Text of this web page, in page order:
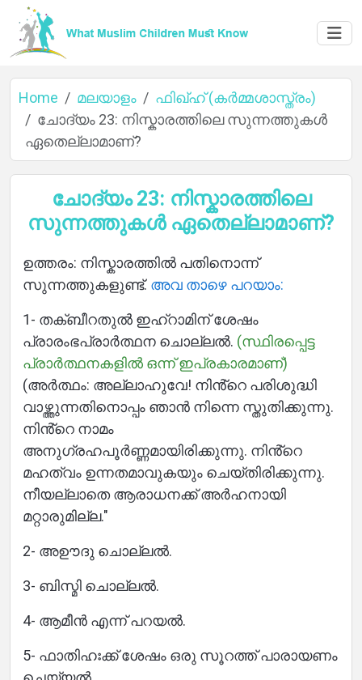
Home
About
Languages
Home മലയാളം
ഫിഖ്ഹ് (കർമ്മശാസ്ത്രം)
ചോദ്യം 23: നിസ്കാരത്തിലെ സുന്നത്തുകൾ
ഏതെല്ലാമാണ്?
ചോദ്യം 23: നിസ്കാരത്തിലെ
സുന്നത്തുകൾ ഏതെല്ലാമാണ്?
ഉത്തരം: നിസ്കാരത്തിൽ പതിനൊന്ന്
സുന്നത്തുകളുണ്ട്. അവ താഴെ പറയാം:
1- തക്ബീറതുൽ ഇഹ്റാമിന് ശേഷം
പ്രാരംഭപ്രാർത്ഥന ചൊല്ലൽ. (സ്ഥിരപ്പെട്ട
പ്രാർത്ഥനകളിൽ ഒന്ന് ഇപ്രകാരമാണ്)
(അർത്ഥം: അല്ലാഹുവേ! നിൻ്റെ പരിശുദ്ധി
വാഴ്ത്തുന്നതിനൊപ്പം ഞാൻ നിന്നെ സ്തുതിക്കുന്നു.
നിൻ്റെ നാമം
അനുഗ്രഹപൂർണ്ണമായിരിക്കുന്നു. നിൻ്റെ
മഹത്വം ഉന്നതമാവുകയും ചെയ്തിരിക്കുന്നു.
നീയല്ലാതെ ആരാധനക്ക് അർഹനായി
മറ്റാരുമില്ല."
2- അഊദു ചൊല്ലൽ.
3- ബിസ്മി ചൊല്ലൽ.
4- ആമീൻ എന്ന് പറയൽ.
5- ഫാതിഹഃക്ക് ശേഷം ഒരു സൂറത്ത് പാരായണം